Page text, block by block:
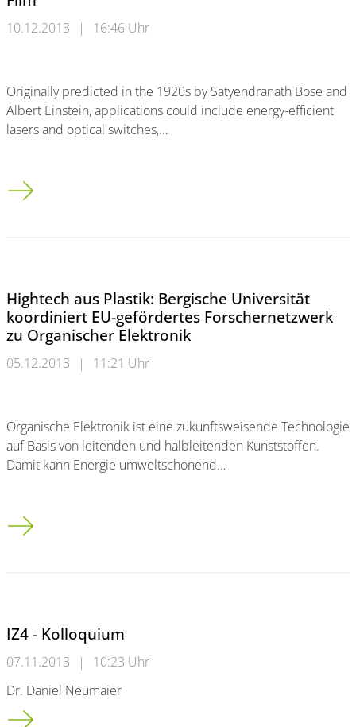
10.12.2013 | 16:46 Uhr
Originally predicted in the 1920s by Satyendranath Bose and
Albert Einstein, applications could include energy-efficient
lasers and optical switches,…
IBM Scientists Demonstrate Quantum Phenomenon for the
Hightech aus Plastik: Bergische Universität
koordiniert EU-gefördertes Forschernetzwerk
zu Organischer Elektronik
05.12.2013 | 11:21 Uhr
Organische Elektronik ist eine zukunftsweisende Technologie
auf Basis von leitenden und halbleitenden Kunststoffen.
Damit kann Energie umweltschonend…
Hightech aus Plastik: Bergische Universität koordiniert EU-
IZ4 - Kolloquium
07.11.2013 |
10:23 Uhr
Dr. Daniel Neumaier
IZ4 - Kolloquium